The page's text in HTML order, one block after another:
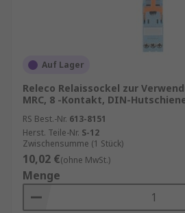
Auf Lager
Releco Relaissockel zur
MRC, 8 -Kontakt, DIN-
RS Best.-Nr. 613-8151
Herst. Teile-Nr. S-12
Zwischensumme (1 Stück)
10,02 €(ohne MwSt.)
Menge